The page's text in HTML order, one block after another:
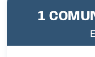
1